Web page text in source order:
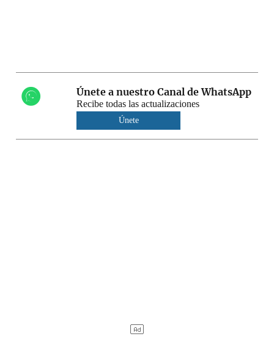
Únete a nuestro Canal de WhatsApp
Recibe todas las actualizaciones
Únete